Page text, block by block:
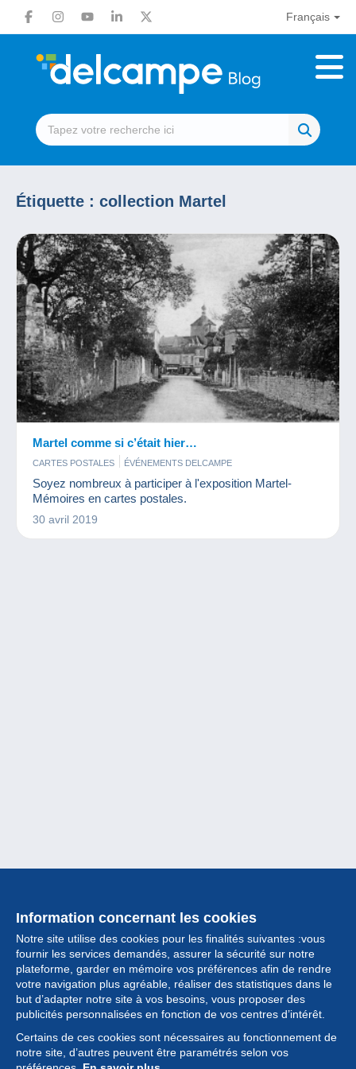
Français
Étiquette : collection Martel
Martel comme si c’était hier…
CARTES POSTALES ÉVÉNEMENTS DELCAMPE
Soyez nombreux à participer à l'exposition Martel-
Mémoires en cartes postales.
30 avril 2019
Information concernant les cookies
Notre site utilise des cookies pour les finalités suivantes :vous
fournir les services demandés, assurer la sécurité sur notre
plateforme, garder en mémoire vos préférences afin de rendre
votre navigation plus agréable, réaliser des statistiques dans le
but d’adapter notre site à vos besoins, vous proposer des
publicités personnalisées en fonction de vos centres d’intérêt.
Certains de ces cookies sont nécessaires au fonctionnement de
notre site, d’autres peuvent être paramétrés selon vos
Collection
Actualités